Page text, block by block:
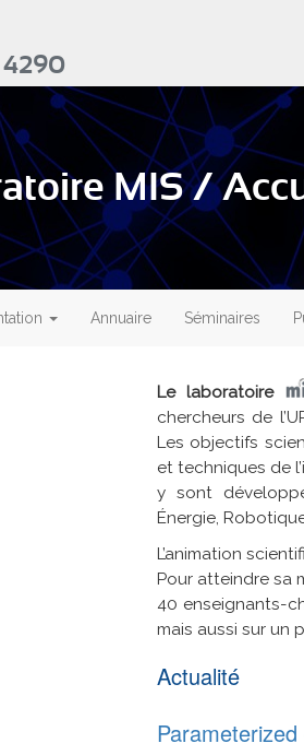
MIS /
Annuaire Séminaires
Le laboratoire
chercheurs de
Les objectifs
et techniques de
y sont
Énergie,
L’animation
Pour atteindre sa
40 enseignants-
mais aussi sur un
Actualité